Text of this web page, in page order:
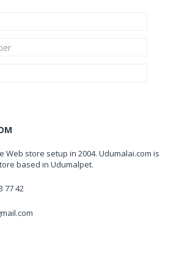
Web store setup in 2004. Udumalai.com is
based in Udumalpet.
77 42